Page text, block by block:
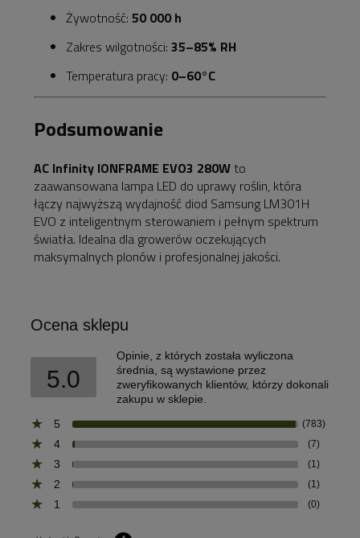
Żywotność: 50 000 h
Zakres wilgotności: 35–85% RH
Temperatura pracy: 0–60°C
Podsumowanie
AC Infinity IONFRAME EVO3 280W to
zaawansowana lampa LED do uprawy roślin, która
łączy najwyższą wydajność diod Samsung LM301H
EVO z inteligentnym sterowaniem i pełnym spektrum
światła. Idealna dla growerów oczekujących
maksymalnych plonów i profesjonalnej jakości.
Ocena sklepu
5.0
Opinie, z których została wyliczona
średnia, są wystawione przez
zweryfikowanych klientów, którzy dokonali
zakupu w sklepie.
5
(783)
4 (7)
3 (1)
2 (1)
1 (0)